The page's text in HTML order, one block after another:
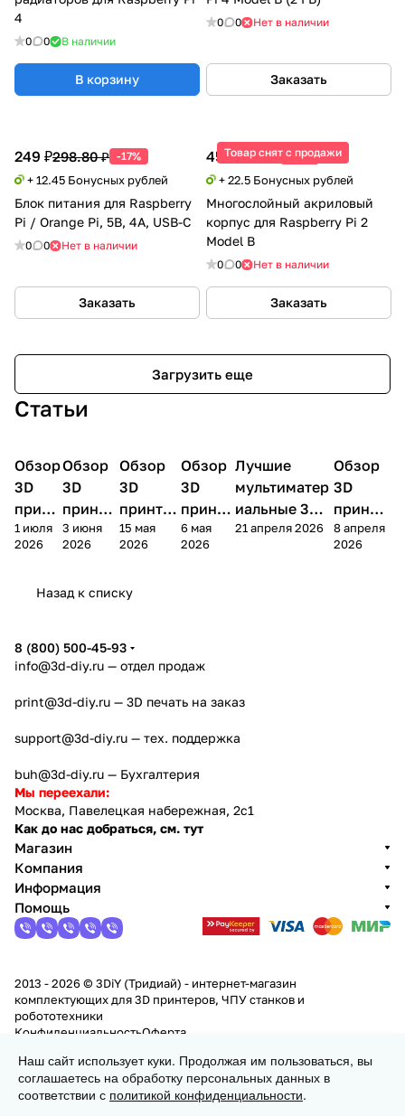
4
0 0 В наличии
В корзину
0 0 Нет в наличии
Заказать
249 ₽298.80 ₽ -17%
+ 12.45 Бонусных рублей
Блок питания для Raspberry
Pi / Orange Pi, 5В, 4А, USB-C
0 0 Нет в наличии
Заказать
Товар снят с продажи
450 ₽540 ₽ -17%
+ 22.5 Бонусных рублей
Многослойный акриловый
корпус для Raspberry Pi 2
Model B
0 0 Нет в наличии
Заказать
Загрузить еще
Статьи
3D
принтеры
Обзор
3D
принт
ера
Bamb
1 июля
2026
3D
принтеры
Обзор
3D
принте
ра
Anycubi
4
3 июня
2026
3D
принтеры
Обзор
3D
принтер
а
FlashFo
Creator
15 мая
2026
3D
принтеры
Обзор
3D
принте
ра
Bambu
6 мая
2026
3D принтеры
Лучшие
мультиматер
иальные 3D
принтеры на
21 апреля 2026
3D
Обзор
3D
принте
ра
FlashF
8 апреля
2026
Назад к списку
Заказать
8 (800) 500-45-93
info@3d-diy.ru — отдел продаж
print@3d-diy.ru — 3D печать на заказ
support@3d-diy.ru — тех. поддержка
buh@3d-diy.ru — Бухгалтерия
Мы переехали:
Москва, Павелецкая набережная, 2с1
Как до нас добраться, см. тут
Магазин
Компания
Информация
Помощь
2013 - 2026 © 3DiY (Тридиай) - интернет-магазин
комплектующих для 3D принтеров, ЧПУ станков и
робототехники
КонфиденциальностьОферта
Наш сайт использует куки. Продолжая им пользоваться, вы
соглашаетесь на обработку персональных данных в
соответствии с политикой конфиденциальности.